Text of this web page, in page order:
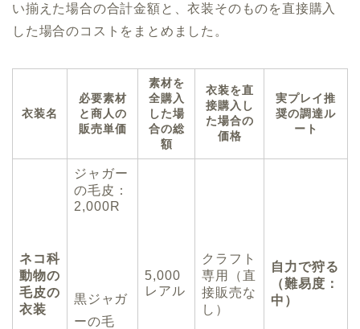
い揃えた場合の合計金額と、衣装そのものを直接購入
した場合のコストをまとめました。
衣装名
必要素材
と商人の
販売単価
素材を
全購入
した場
合の総
額
衣装を直
接購入し
た場合の
価格
実プレイ推
奨の調達ル
ート
ネコ科
動物の
毛皮の
衣装
ジャガー
の毛皮：
2,000R
黒ジャガ
ーの毛
5,000
レアル
クラフト
専用（直
接販売な
し）
自力で狩る
（難易度：
中）